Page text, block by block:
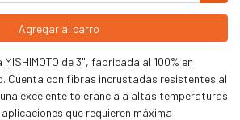
Agregar al carro
de 3", fabricada al 100% en
Cuenta con fibras incrustadas resistentes al
excelente tolerancia a altas temperaturas
que requieren máxima